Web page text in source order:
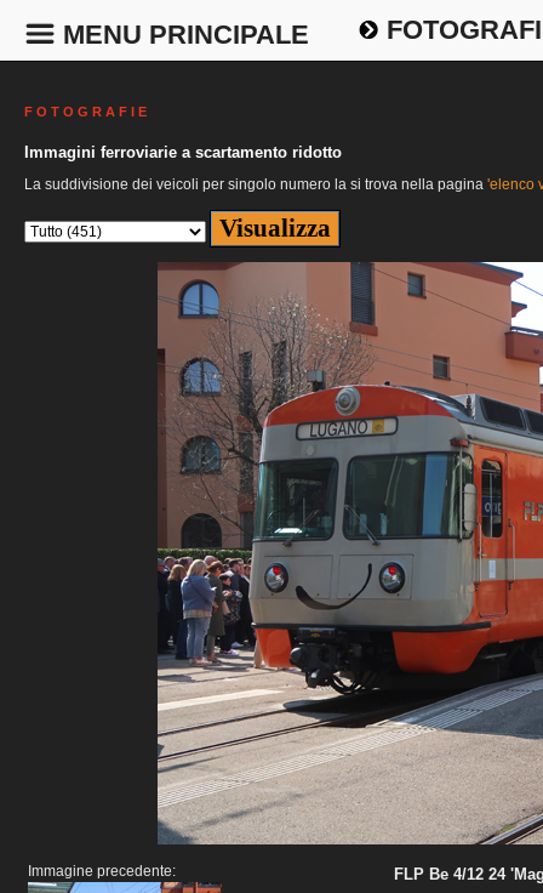
MENU PRINCIPALE
F O T O G R A F I E
Immagini ferroviarie a scartamento ridotto
La suddivisione dei veicoli per singolo numero la si trova nella pagina 'elenco
Immagine precedente:
FLP Be 4/12 24